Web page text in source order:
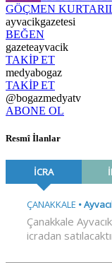
GÖÇMEN
ayvacikgazetesi
BEĞEN
gazeteayvacik
TAKİP ET
medyabogaz
TAKİP ET
@bogazmedyatv
ABONE OL
Resmî İlanlar